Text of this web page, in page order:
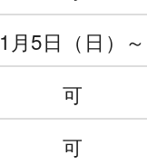
1月5日（日）～
可
可